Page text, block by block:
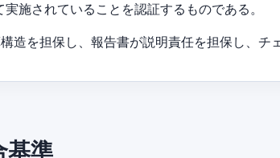
施されていることを認証するものである。
造を担保し、報告書が説明責任を担保し、チ
基準